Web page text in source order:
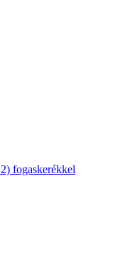
fogaskerékkel